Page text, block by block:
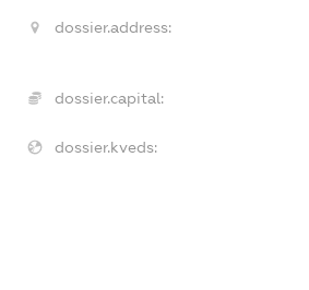
dossier.address:
dossier.capital:
dossier.kveds: